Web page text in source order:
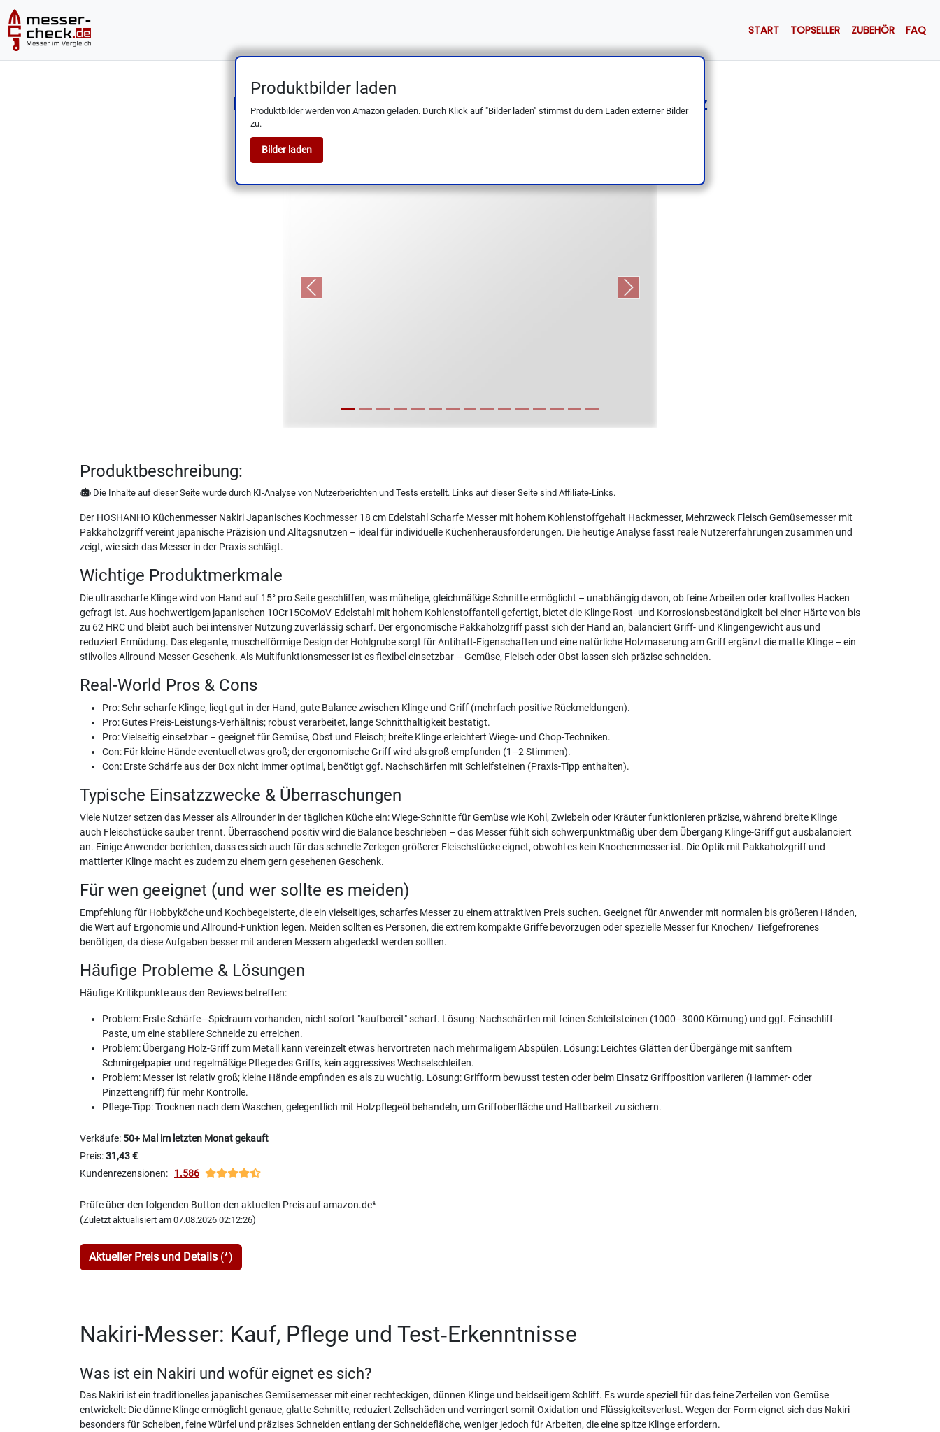
Produktbilder laden
Produktbilder werden von Amazon geladen. Durch Klick auf "Bilder laden" stimmst du dem Laden externer Bilder
zu.
Bilder laden
START TOPSELLER ZUBEHÖR FAQ
Nakiri 18 cm Küchenmesser – Hochkohlenstoffstahl, Pakkaholz
Previous Next
Produktbeschreibung:
Die Inhalte auf dieser Seite wurde durch KI-Analyse von Nutzerberichten und Tests erstellt. Links auf dieser Seite sind Affiliate-Links.
Der HOSHANHO Küchenmesser Nakiri Japanisches Kochmesser 18 cm Edelstahl Scharfe Messer mit hohem Kohlenstoffgehalt Hackmesser, Mehrzweck Fleisch Gemüsemesser mit
Pakkaholzgriff vereint japanische Präzision und Alltagsnutzen – ideal für individuelle Küchenherausforderungen. Die heutige Analyse fasst reale Nutzererfahrungen zusammen und
zeigt, wie sich das Messer in der Praxis schlägt.
Wichtige Produktmerkmale
Die ultrascharfe Klinge wird von Hand auf 15° pro Seite geschliffen, was mühelige, gleichmäßige Schnitte ermöglicht – unabhängig davon, ob feine Arbeiten oder kraftvolles Hacken
gefragt ist. Aus hochwertigem japanischen 10Cr15CoMoV-Edelstahl mit hohem Kohlenstoffanteil gefertigt, bietet die Klinge Rost- und Korrosionsbeständigkeit bei einer Härte von bis
zu 62 HRC und bleibt auch bei intensiver Nutzung zuverlässig scharf. Der ergonomische Pakkaholzgriff passt sich der Hand an, balanciert Griff- und Klingengewicht aus und
reduziert Ermüdung. Das elegante, muschelförmige Design der Hohlgrube sorgt für Antihaft-Eigenschaften und eine natürliche Holzmaserung am Griff ergänzt die matte Klinge – ein
stilvolles Allround-Messer-Geschenk. Als Multifunktionsmesser ist es flexibel einsetzbar – Gemüse, Fleisch oder Obst lassen sich präzise schneiden.
Real-World Pros & Cons
Pro: Sehr scharfe Klinge, liegt gut in der Hand, gute Balance zwischen Klinge und Griff (mehrfach positive Rückmeldungen).
Pro: Gutes Preis-Leistungs-Verhältnis; robust verarbeitet, lange Schnitthaltigkeit bestätigt.
Pro: Vielseitig einsetzbar – geeignet für Gemüse, Obst und Fleisch; breite Klinge erleichtert Wiege- und Chop-Techniken.
Con: Für kleine Hände eventuell etwas groß; der ergonomische Griff wird als groß empfunden (1–2 Stimmen).
Con: Erste Schärfe aus der Box nicht immer optimal, benötigt ggf. Nachschärfen mit Schleifsteinen (Praxis-Tipp enthalten).
Typische Einsatzzwecke & Überraschungen
Viele Nutzer setzen das Messer als Allrounder in der täglichen Küche ein: Wiege-Schnitte für Gemüse wie Kohl, Zwiebeln oder Kräuter funktionieren präzise, während breite Klinge
auch Fleischstücke sauber trennt. Überraschend positiv wird die Balance beschrieben – das Messer fühlt sich schwerpunktmäßig über dem Übergang Klinge-Griff gut ausbalanciert
an. Einige Anwender berichten, dass es sich auch für das schnelle Zerlegen größerer Fleischstücke eignet, obwohl es kein Knochenmesser ist. Die Optik mit Pakkaholzgriff und
mattierter Klinge macht es zudem zu einem gern gesehenen Geschenk.
Für wen geeignet (und wer sollte es meiden)
Empfehlung für Hobbyköche und Kochbegeisterte, die ein vielseitiges, scharfes Messer zu einem attraktiven Preis suchen. Geeignet für Anwender mit normalen bis größeren Händen,
die Wert auf Ergonomie und Allround-Funktion legen. Meiden sollten es Personen, die extrem kompakte Griffe bevorzugen oder spezielle Messer für Knochen/ Tiefgefrorenes
benötigen, da diese Aufgaben besser mit anderen Messern abgedeckt werden sollten.
Häufige Probleme & Lösungen
Häufige Kritikpunkte aus den Reviews betreffen:
Problem: Erste Schärfe—Spielraum vorhanden, nicht sofort "kaufbereit" scharf. Lösung: Nachschärfen mit feinen Schleifsteinen (1000–3000 Körnung) und ggf. Feinschliff-
Paste, um eine stabilere Schneide zu erreichen.
Problem: Übergang Holz-Griff zum Metall kann vereinzelt etwas hervortreten nach mehrmaligem Abspülen. Lösung: Leichtes Glätten der Übergänge mit sanftem
Schmirgelpapier und regelmäßige Pflege des Griffs, kein aggressives Wechselschleifen.
Problem: Messer ist relativ groß; kleine Hände empfinden es als zu wuchtig. Lösung: Grifform bewusst testen oder beim Einsatz Griffposition variieren (Hammer- oder
Pinzettengriff) für mehr Kontrolle.
Pflege-Tipp: Trocknen nach dem Waschen, gelegentlich mit Holzpflegeöl behandeln, um Griffoberfläche und Haltbarkeit zu sichern.
Verkäufe: 50+ Mal im letzten Monat gekauft
Preis:31,43 €
Kundenrezensionen: 1.586
Prüfe über den folgenden Button den aktuellen Preis auf amazon.de*
(Zuletzt aktualisiert am 07.08.2026 02:12:26)
Aktueller Preis und Details (*)
Nakiri-Messer: Kauf, Pflege und Test‑Erkenntnisse
Was ist ein Nakiri und wofür eignet es sich?
Das Nakiri ist ein traditionelles japanisches Gemüsemesser mit einer rechteckigen, dünnen Klinge und beidseitigem Schliff. Es wurde speziell für das feine Zerteilen von Gemüse
entwickelt: Die dünne Klinge ermöglicht genaue, glatte Schnitte, reduziert Zellschäden und verringert somit Oxidation und Flüssigkeitsverlust. Wegen der Form eignet sich das Nakiri
besonders für Scheiben, feine Würfel und präzises Schneiden entlang der Schneidefläche, weniger jedoch für Arbeiten, die eine spitze Klinge erfordern.